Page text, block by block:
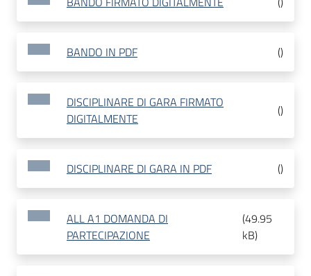
BANDO IN PDF ()
DISCIPLINARE DI GARA FIRMATO
DIGITALMENTE
()
DISCIPLINARE DI GARA IN PDF ()
ALL A1 DOMANDA DI
PARTECIPAZIONE
(49.95
kB)